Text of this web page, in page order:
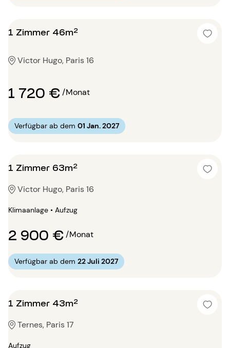
1 Zimmer 46m²
Victor Hugo, Paris 16
1 720 €/Monat
Verfügbar ab dem 01 Jan. 2027
1 Zimmer 63m²
Victor Hugo, Paris 16
Klimaanlage • Aufzug
2 900 €/Monat
Verfügbar ab dem 22 Juli 2027
1 Zimmer 43m²
Ternes, Paris 17
Aufzug